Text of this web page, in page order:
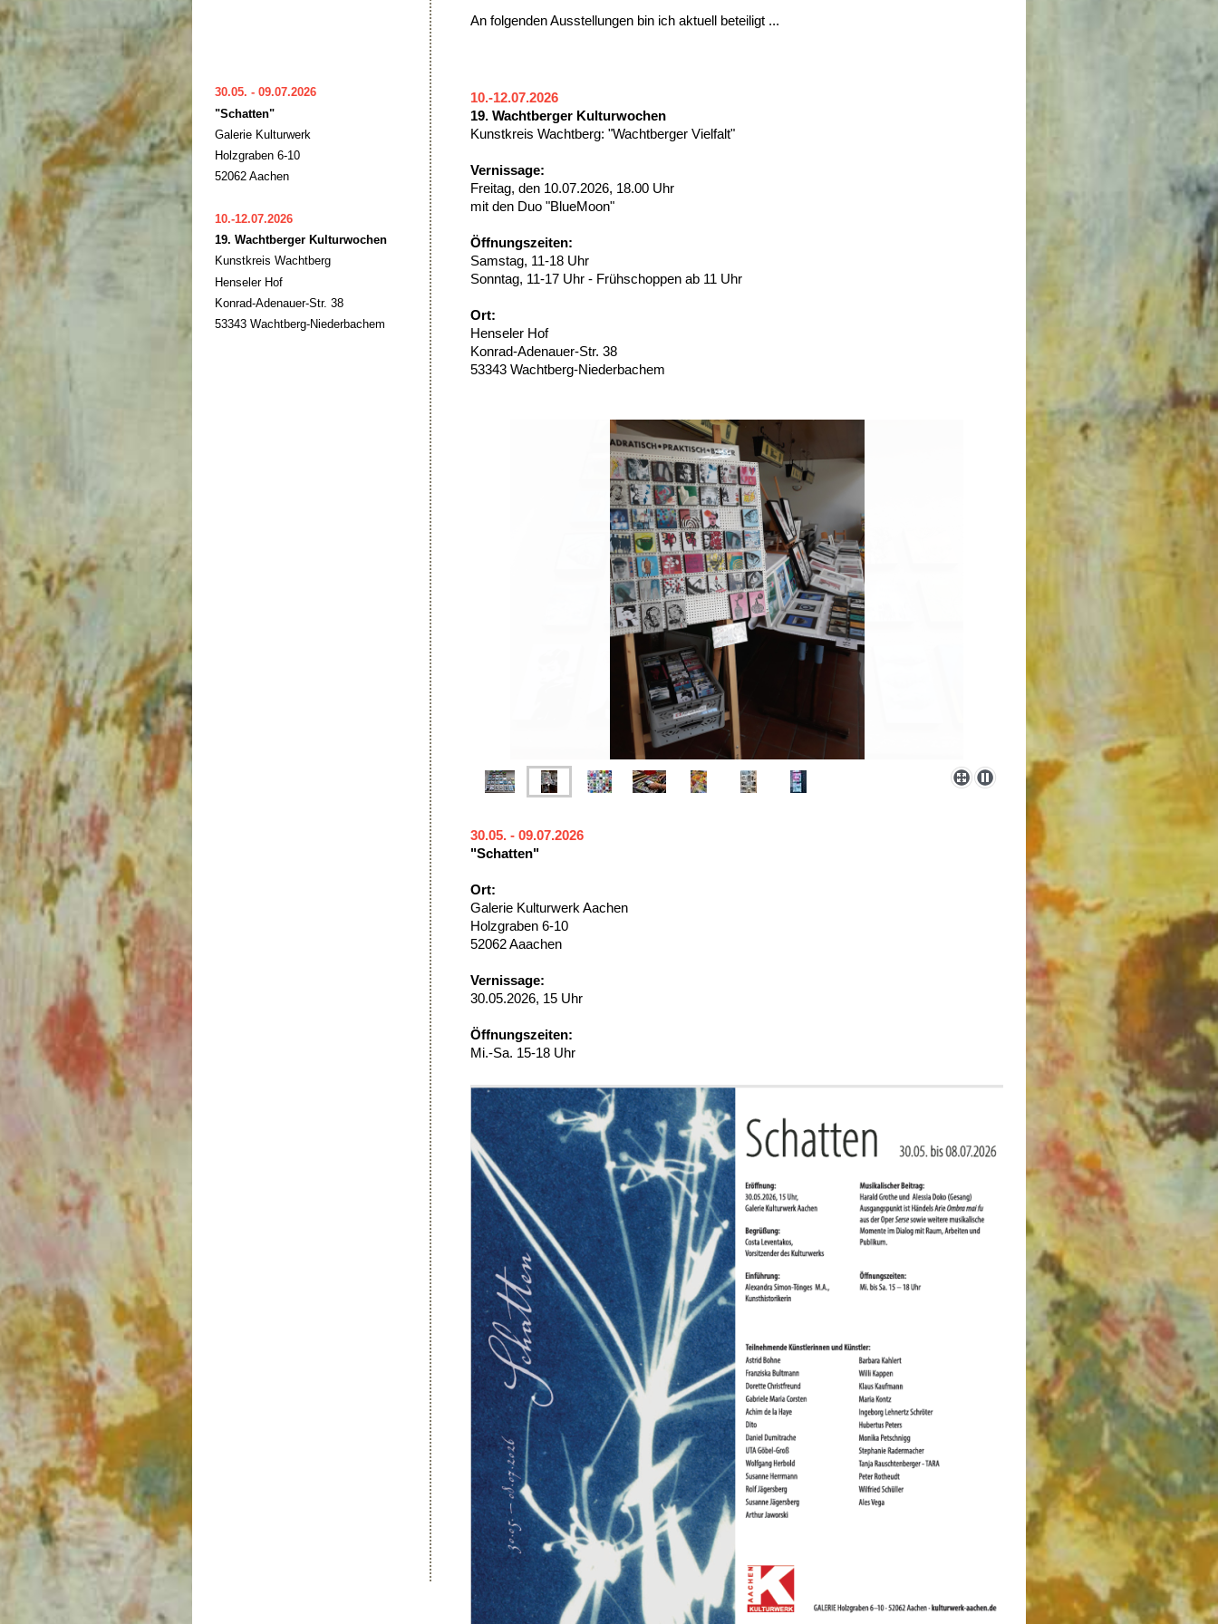
An folgenden Ausstellungen bin ich aktuell beteiligt ...
10.-12.07.2026
19. Wachtberger Kulturwochen
Kunstkreis Wachtberg: "Wachtberger Vielfalt"
Vernissage:
Freitag, den 10.07.2026, 18.00 Uhr
mit den Duo "BlueMoon"
Öffnungszeiten:
Samstag, 11-18 Uhr
Sonntag, 11-17 Uhr - Frühschoppen ab 11 Uhr
Ort:
Henseler Hof
Konrad-Adenauer-Str. 38
53343 Wachtberg-Niederbachem
30.05. - 09.07.2026
"Schatten"
Ort:
Galerie Kulturwerk Aachen
Holzgraben 6-10
52062 Aaachen
Vernissage:
30.05.2026, 15 Uhr
Öffnungszeiten:
Mi.-Sa. 15-18 Uhr
30.05. - 09.07.2026
"Schatten"
Galerie Kulturwerk
Holzgraben 6-10
52062 Aachen
10.-12.07.2026
19. Wachtberger Kulturwochen
Kunstkreis Wachtberg
Henseler Hof
Konrad-Adenauer-Str. 38
53343 Wachtberg-Niederbachem